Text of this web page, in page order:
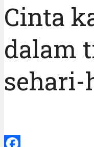
Cinta
dalam
sehari-